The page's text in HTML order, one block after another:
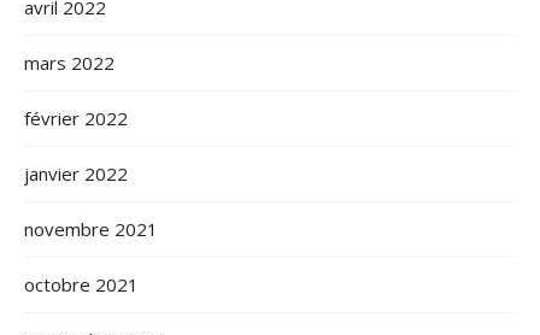
avril 2022
mars 2022
février 2022
janvier 2022
novembre 2021
octobre 2021